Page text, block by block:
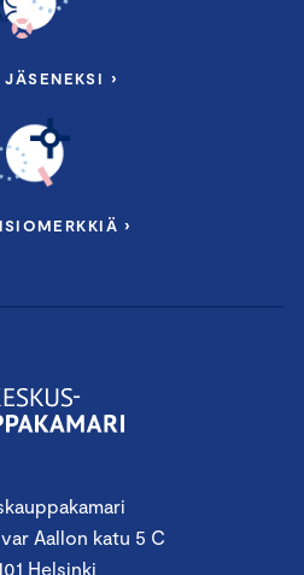
Aallon katu 5 C
Helsinki
›
›